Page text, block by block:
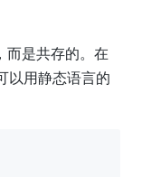
而是共存的。在
以用静态语言的